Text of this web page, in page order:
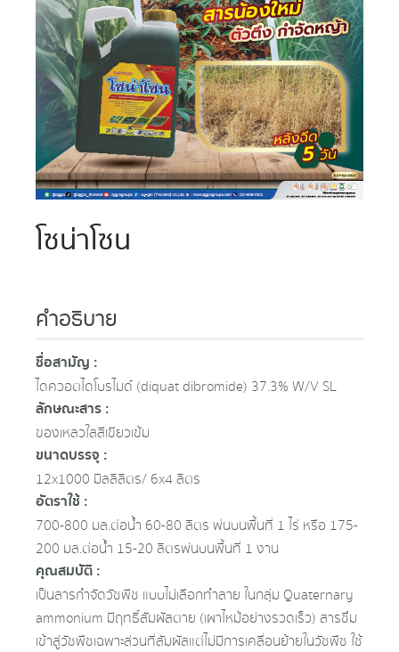
โซน่าโซน
คำอธิบาย
ชื่อสามัญ :
ไดควอตไดโบรไมด์ (diquat dibromide) 37.3% W/V SL
ลักษณะสาร :
ของเหลวใสสีเขียวเข้ม
ขนาดบรรจุ :
12x1000 มิลลิลิตร / 6x4 ลิตร
อัตราใช้ :
700-800 มล.ต่อน้ำ 60-80 ลิตร พ่นบนพื้นที่ 1 ไร่ หรือ 175-
200 มล.ต่อน้ำ 15-20 ลิตรพ่นบนพื้นที่ 1 งาน
คุณสมบัติ :
เป็นสารกำจัดวัชพืช แบบไม่เลือกทำลาย ในกลุ่ม Quaternary
ammonium มีฤทธิ์สัมผัสตาย (เผาไหม้อย่างรวดเร็ว) สารซึม
เข้าสู่วัชพืชเฉพาะส่วนที่สัมผัสแต่ไม่มีการเคลื่อนย้ายในวัชพืช ใช้